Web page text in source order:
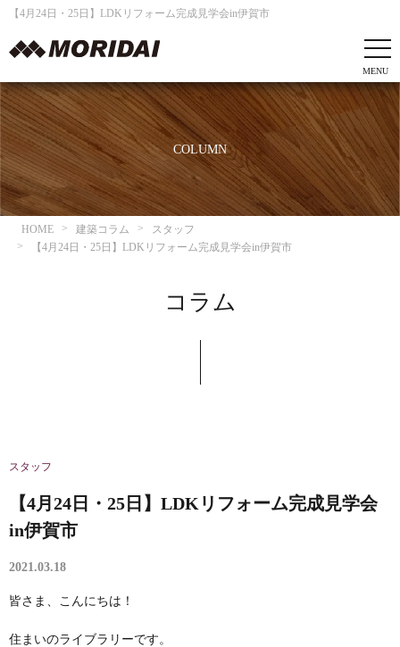
【4月24日・25日】LDKリフォーム完成見学会in伊賀市
COLUMN
HOME 建築コラム
スタッフ
【4月24日・25日】LDKリフォーム完成見学会in伊賀市
コラム
スタッフ
【4月24日・25日】LDKリフォーム完成見学会
in伊賀市
2021.03.18
皆さま、こんにちは！
住まいのライブラリーです。